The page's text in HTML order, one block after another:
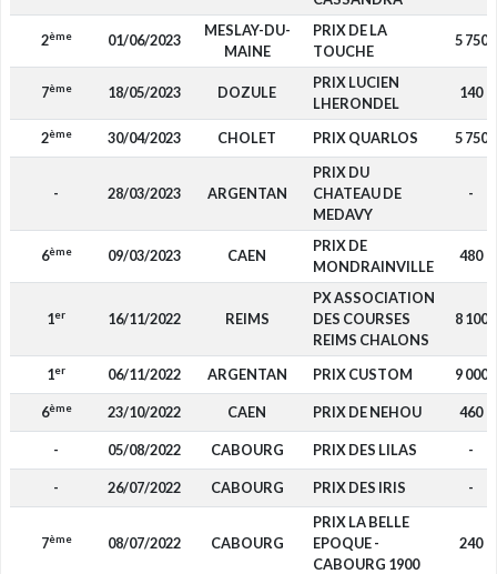
2ème 01/06/2023
MESLAY-DU-
MAINE
PRIX DE LA
TOUCHE
5 750
7ème 18/05/2023 DOZULE
PRIX LUCIEN
LHERONDEL
140
2ème 30/04/2023 CHOLET PRIX QUARLOS 5 750
- 28/03/2023 ARGENTAN
PRIX DU
CHATEAU DE
MEDAVY
-
6ème 09/03/2023 CAEN
PRIX DE
MONDRAINVILLE
480
1er 16/11/2022 REIMS
PX ASSOCIATION
DES COURSES
REIMS CHALONS
8 100
1er 06/11/2022 ARGENTAN PRIX CUSTOM 9 000
6ème 23/10/2022 CAEN PRIX DE NEHOU 460
- 05/08/2022 CABOURG PRIX DES LILAS -
- 26/07/2022 CABOURG PRIX DES IRIS -
7ème 08/07/2022 CABOURG
PRIX LA BELLE
EPOQUE -
CABOURG 1900
240